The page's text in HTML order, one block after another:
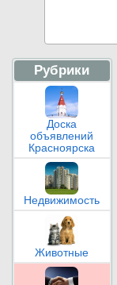
Рубрики
Доска
объявлений
Красноярска
Недвижимость
Животные